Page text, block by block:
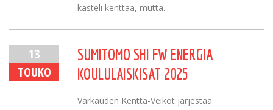
kasteli kenttää, mutta...
13
TOUKO
SUMITOMO SHI FW ENERGIA
KOULULAISKISAT 2025
Varkauden Kenttä-Veikot järjestää